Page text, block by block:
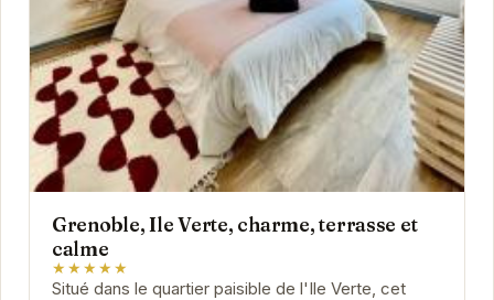
Grenoble, Ile Verte, charme, terrasse et
calme
★★★★★
Situé dans le quartier paisible de l'Ile Verte, cet